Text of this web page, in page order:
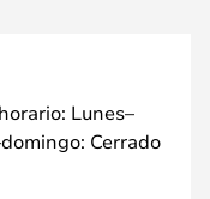
Lunes–
Cerrado